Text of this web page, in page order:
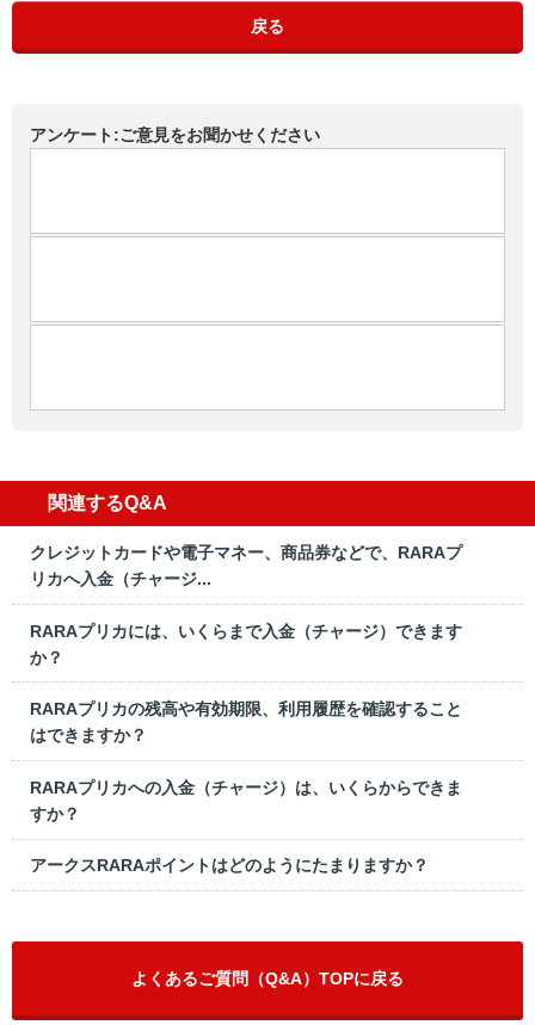
戻る
アンケート:ご意見をお聞かせください
関連するQ&A
クレジットカードや電子マネー、商品券などで、RARAプ
リカへ入金（チャージ...
RARAプリカには、いくらまで入金（チャージ）できます
か？
RARAプリカの残高や有効期限、利用履歴を確認すること
はできますか？
RARAプリカへの入金（チャージ）は、いくらからできま
すか？
アークスRARAポイントはどのようにたまりますか？
よくあるご質問（Q&A）TOPに戻る